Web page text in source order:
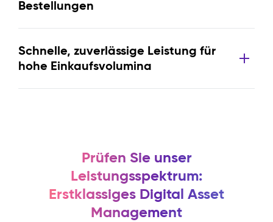
Bestellungen
Schnelle, zuverlässige Leistung für
hohe Einkaufsvolumina
Prüfen Sie unser
Leistungsspektrum:
Erstklassiges Digital Asset
Management